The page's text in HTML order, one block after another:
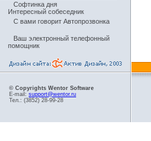
Софтинка дня
Интересный собеседник
С вами говорит Автопрозвонка
Ваш электронный телефонный
помощник
© Copyrights Wentor Software
E-mail: support@wentor.ru
Тел.: (3852) 28-99-28